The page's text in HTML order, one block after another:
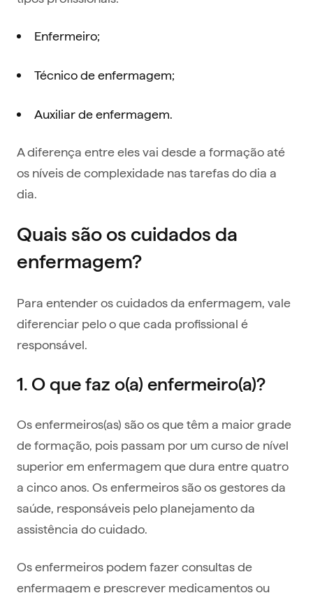
Enfermeiro;
Técnico de enfermagem;
Auxiliar de enfermagem.
A diferença entre eles vai desde a formação até
os níveis de complexidade nas tarefas do dia a
dia.
Quais são os cuidados da
enfermagem?
Para entender os cuidados da enfermagem, vale
diferenciar pelo o que cada profissional é
responsável.
1. O que faz o(a) enfermeiro(a)?
Os enfermeiros(as) são os que têm a maior grade
de formação, pois passam por um curso de nível
superior em enfermagem que dura entre quatro
a cinco anos. Os enfermeiros são os gestores da
saúde, responsáveis pelo planejamento da
assistência do cuidado.
Os enfermeiros podem fazer consultas de
enfermagem e prescrever medicamentos ou